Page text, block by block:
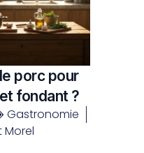
porc pour
fondant ?
Gastronomie
Morel